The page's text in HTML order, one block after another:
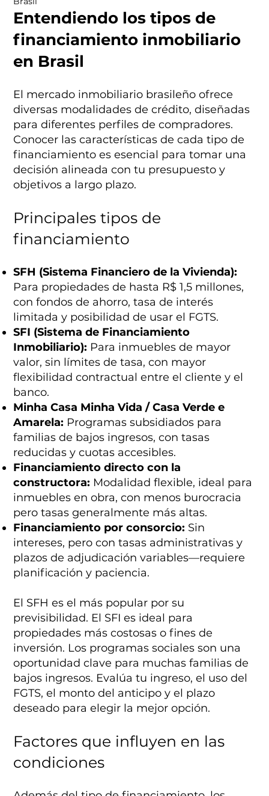
Entendiendo los tipos de
financiamiento inmobiliario
en Brasil
El mercado inmobiliario brasileño ofrece
diversas modalidades de crédito, diseñadas
para diferentes perfiles de compradores.
Conocer las características de cada tipo de
financiamiento es esencial para tomar una
decisión alineada con tu presupuesto y
objetivos a largo plazo.
Principales tipos de
financiamiento
SFH (Sistema Financiero de la Vivienda):
Para propiedades de hasta R$ 1,5 millones,
con fondos de ahorro, tasa de interés
limitada y posibilidad de usar el FGTS.
SFI (Sistema de Financiamiento
Inmobiliario): Para inmuebles de mayor
valor, sin límites de tasa, con mayor
flexibilidad contractual entre el cliente y el
banco.
Minha Casa Minha Vida / Casa Verde e
Amarela: Programas subsidiados para
familias de bajos ingresos, con tasas
reducidas y cuotas accesibles.
Financiamiento directo con la
constructora: Modalidad flexible, ideal para
inmuebles en obra, con menos burocracia
pero tasas generalmente más altas.
Financiamiento por consorcio: Sin
intereses, pero con tasas administrativas y
plazos de adjudicación variables—requiere
planificación y paciencia.
El SFH es el más popular por su
previsibilidad. El SFI es ideal para
propiedades más costosas o fines de
inversión. Los programas sociales son una
oportunidad clave para muchas familias de
bajos ingresos. Evalúa tu ingreso, el uso del
FGTS, el monto del anticipo y el plazo
deseado para elegir la mejor opción.
Factores que influyen en las
condiciones